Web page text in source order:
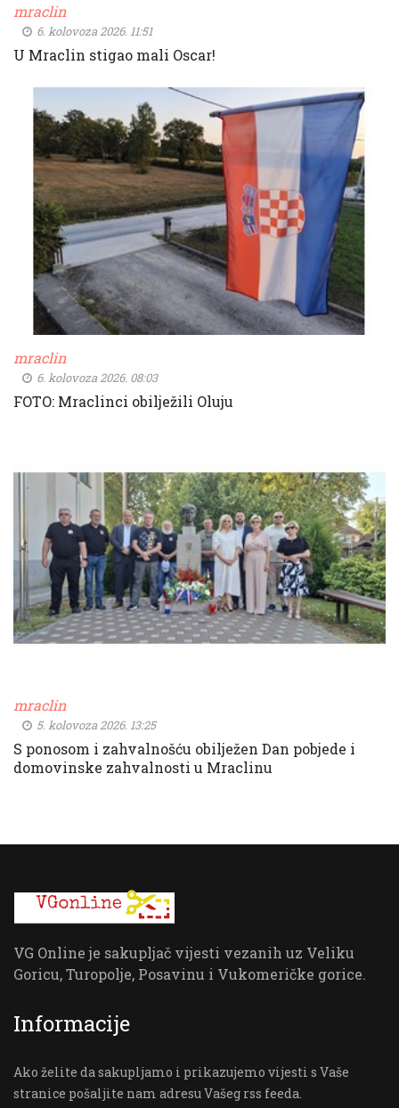
mraclin
6. kolovoza 2026. 11:51
U Mraclin stigao mali Oscar!
mraclin
6. kolovoza 2026. 08:03
FOTO: Mraclinci obilježili Oluju
mraclin
5. kolovoza 2026. 13:25
S ponosom i zahvalnošću obilježen Dan pobjede i
domovinske zahvalnosti u Mraclinu
VG Online je sakupljač vijesti vezanih uz Veliku
Goricu, Turopolje, Posavinu i Vukomeričke gorice.
Informacije
Ako želite da sakupljamo i prikazujemo vijesti s Vaše
stranice pošaljite nam adresu Vašeg rss feeda.